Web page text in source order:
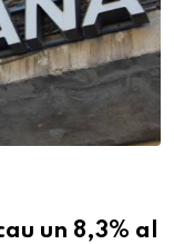
un 8,3% al